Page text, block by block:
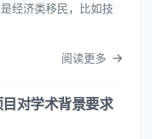
经济类移民，比如技
阅读更多
对学术背景要求